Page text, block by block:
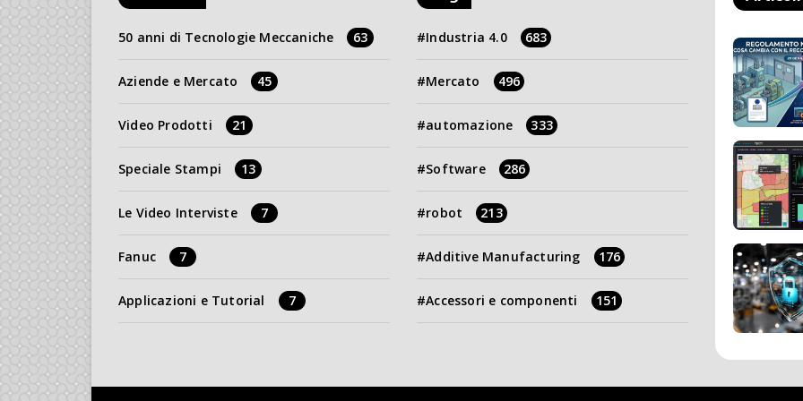
50 anni di Tecnologie Meccaniche 63
Aziende e Mercato 45
Video Prodotti 21
Speciale Stampi 13
Le Video Interviste 7
Fanuc 7
Applicazioni e Tutorial 7
Industria 4.0 683
Mercato 496
automazione 333
Software 286
robot 213
Additive Manufacturing 176
Accessori e componenti 151